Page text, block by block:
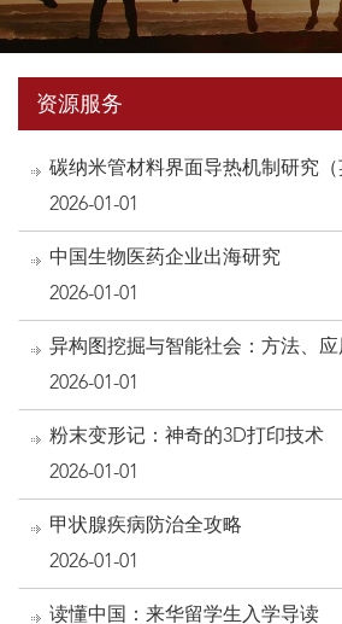
资源服务
碳纳米管材料界面导热机制研究（
2026-01-01
中国生物医药企业出海研究
2026-01-01
异构图挖掘与智能社会：方法、
2026-01-01
粉末变形记：神奇的3D打印技术
2026-01-01
甲状腺疾病防治全攻略
2026-01-01
读懂中国：来华留学生入学导读